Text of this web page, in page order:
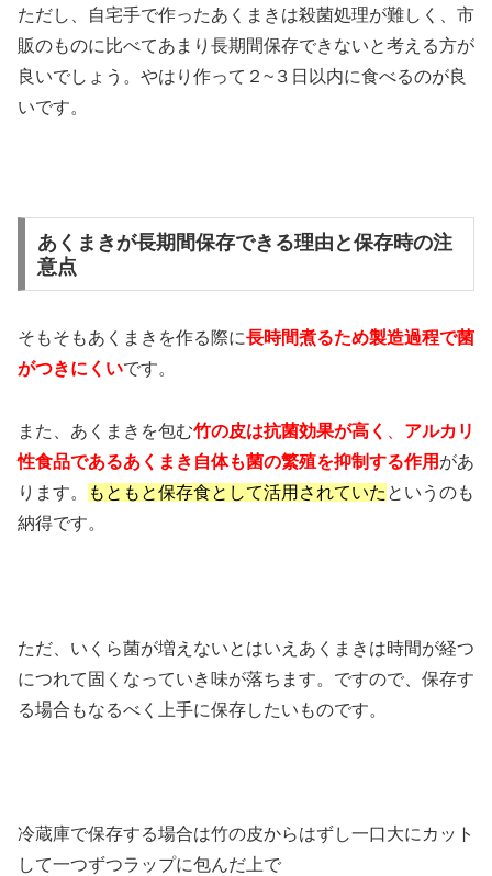
ただし、自宅手で作ったあくまきは殺菌処理が難しく、市
販のものに比べてあまり長期間保存できないと考える方が
良いでしょう。やはり作って２~３日以内に食べるのが良
いです。
あくまきが長期間保存できる理由と保存時の注
意点
そもそもあくまきを作る際に長時間煮るため製造過程で菌
がつきにくいです。
また、あくまきを包む竹の皮は抗菌効果が高く
アルカリ
性食品であるあくまき自体も菌の繁殖を抑制する作用 があ
ります。
もともと保存食として活用されていた というのも
納得です。
ただ、いくら菌が増えないとはいえあくまきは時間が経つ
につれて固くなっていき味が落ちます。ですので、保存す
る場合もなるべく上手に保存したいものです。
冷蔵庫で保存する場合は竹の皮からはずし一口大にカット
して一つずつラップに包んだ上で